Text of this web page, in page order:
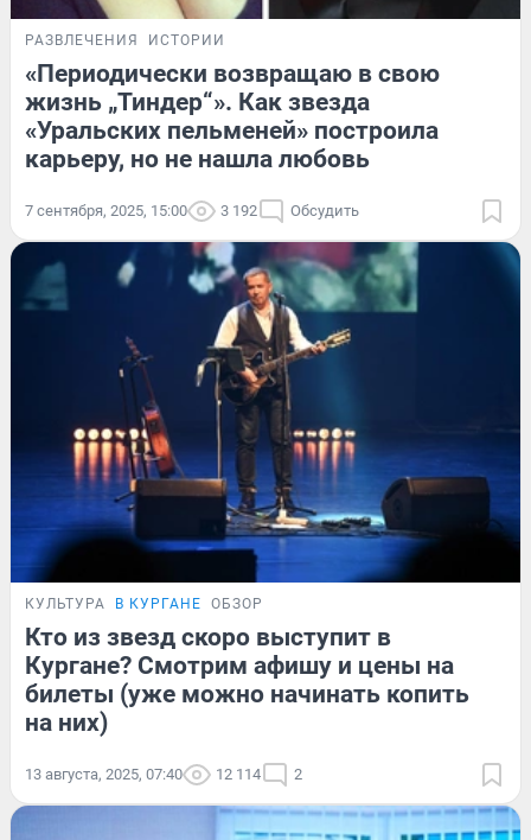
РАЗВЛЕЧЕНИЯ ИСТОРИИ
«Периодически возвращаю в свою
жизнь „Тиндер“». Как звезда
«Уральских пельменей» построила
карьеру, но не нашла любовь
7 сентября, 2025, 15:00 3 192 Обсудить
КУЛЬТУРА В КУРГАНЕ ОБЗОР
Кто из звезд скоро выступит в
Кургане? Смотрим афишу и цены на
билеты (уже можно начинать копить
на них)
13 августа, 2025, 07:40 12 114 2